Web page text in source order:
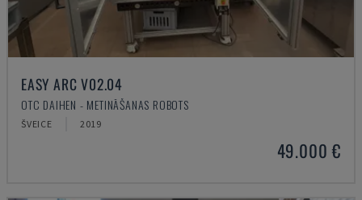
EASY ARC V02.04
OTC DAIHEN - METINĀŠANAS ROBOTS
ŠVEICE 2019
49.000 €